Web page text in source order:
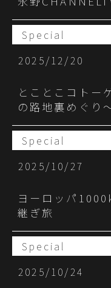
Special
2025/12/20
とことこコトー
の路地裏めぐり
Special
2025/10/27
ヨーロッパ
継ぎ旅
Special
2025/10/24